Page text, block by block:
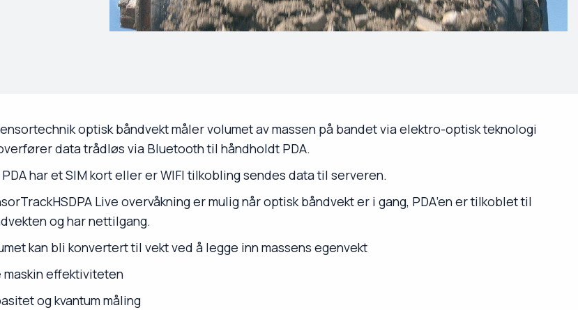
optisk båndvekt måler volumet av massen på bandet via elektro-optisk teknologi
data trådløs via Bluetooth til håndholdt PDA.
PDA har et SIM kort eller er WIFI tilkobling sendes data til serveren.
Live overvåkning er mulig når optisk båndvekt er i gang, PDA’en er tilkoblet til
og har nettilgang.
kan bli konvertert til vekt ved å legge inn massens egenvekt
maskin effektiviteten
og kvantum måling